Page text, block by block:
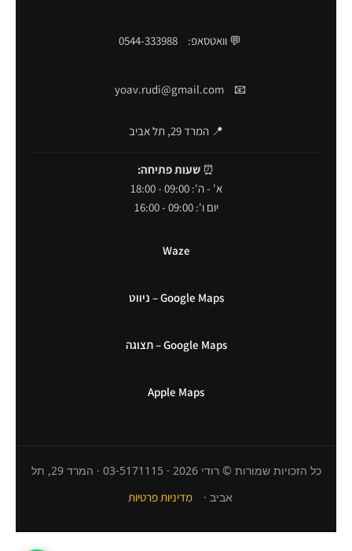
💬 וואטסאפ: 0544-333988
📧
yoav.rudi@gmail.com
📍 המרד 29, תל אביב
⏰ שעות פתיחה:
א' - ה': 09:00 - 18:00
יום ו': 09:00 - 16:00
Waze
Google Maps – ניווט
Google Maps – תצוגה
Apple Maps
כל הזכויות שמורות © רודי 2026 · 03-5171115 · המרד 29, תל
אביב ·
מדיניות פרטיות